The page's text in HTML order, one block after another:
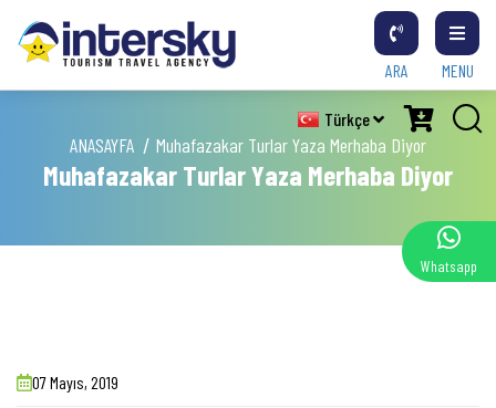
MENU
ARA
Türkçe
ANASAYFA Muhafazakar Turlar Yaza Merhaba Diyor
Muhafazakar Turlar Yaza Merhaba Diyor
07 Mayıs, 2019
Whatsapp